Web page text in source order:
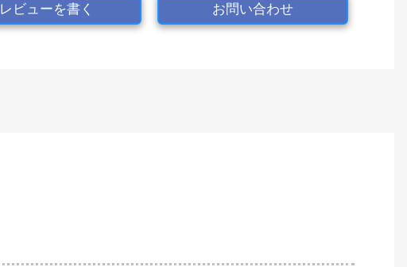
レビューを書く お問い合わせ